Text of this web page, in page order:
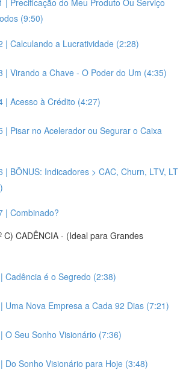
(9:50)
| Calculando a Lucratividade (2:28)
| Virando a Chave - O Poder do Um (4:35)
| Acesso à Crédito (4:27)
| Pisar no Acelerador ou Segurar o Caixa
| BÔNUS: Indicadores > CAC, Churn, LTV, LT
| Combinado?
C) CADÊNCIA - (Ideal para Grandes
Cadência é o Segredo (2:38)
Uma Nova Empresa a Cada 92 Dias (7:21)
O Seu Sonho Visionário (7:36)
Do Sonho Visionário para Hoje (3:48)